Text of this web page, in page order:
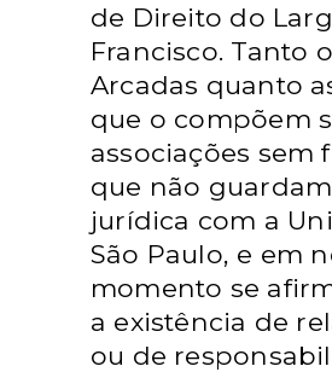
de Direito do
Francisco. Tanto
Arcadas quanto
que o compõem
associações sem
que não
jurídica com a
São Paulo, e em
momento se
a existência de
ou de